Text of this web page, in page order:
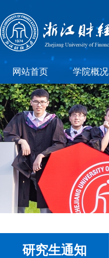
网站首页 学院概况
研究生通知